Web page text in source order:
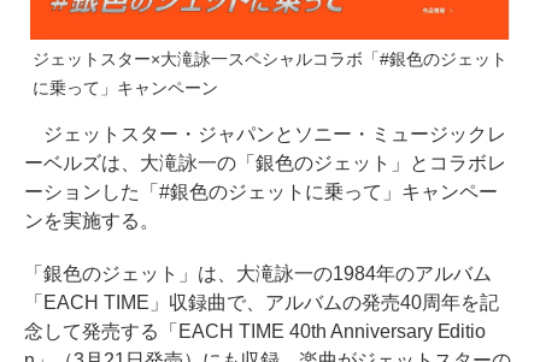
ジェットスター×大滝詠一スペシャルコラボ「#銀色のジェット
に乗って」キャンペーン
ジェットスター・ジャパンとソニー・ミュージックレ
ーベルズは、大滝詠一の「銀色のジェット」とコラボレ
ーションした「#銀色のジェットに乗って」キャンペー
ンを実施する。
「銀色のジェット」は、大滝詠一の1984年のアルバム
「EACH TIME」収録曲で、アルバムの発売40周年を記
念して発売する「EACH TIME 40th Anniversary Editio